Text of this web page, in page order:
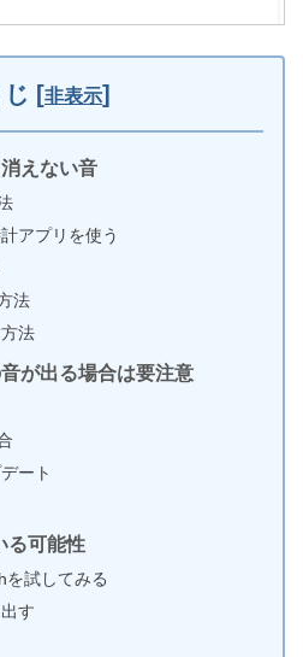
にアプリがインストールされる理由と
リを自動アップデートする方法と2つの
の通話音量が小さい・大きい時の調
[非表示]
えない音
アプリを使う
法
法
が出る場合は要注意
ート
る可能性
を試してみる
す